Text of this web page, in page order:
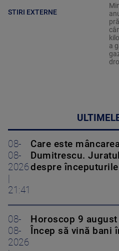
STIRI EXTERNE
a
08-
08-
2026
21:41
Care este
Dumitrescu.
despre
08-
08-
2026
Horoscop 9
Încep să vină bani